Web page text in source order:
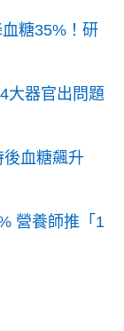
糖35%！研
大器官出問題
血糖飆升
營養師推「1